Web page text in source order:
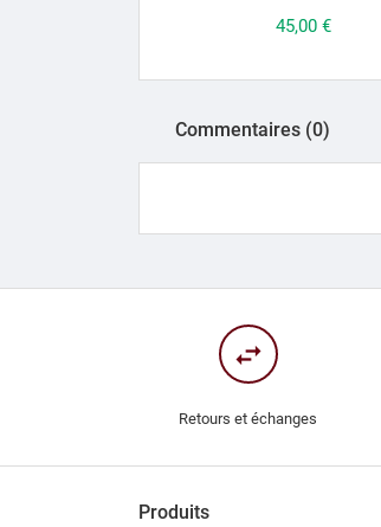
Prix
45,00 €
Commentaires (0)
swap_horiz
Retours et échanges
Produits